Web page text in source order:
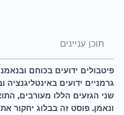
תוכן עניינים
פיטבולים ידועים בכוחם
גרמניים ידועים
שני הגזעים הללו מעורבים,
ונאמן. פוסט זה בבלוג יחקור